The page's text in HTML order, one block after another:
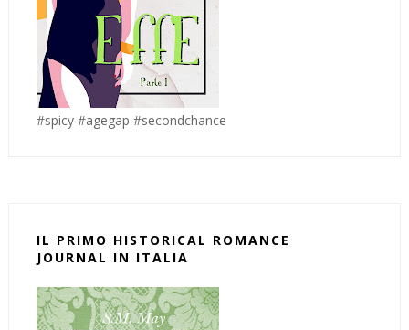
#spicy #agegap #secondchance
IL PRIMO HISTORICAL ROMANCE
JOURNAL IN ITALIA